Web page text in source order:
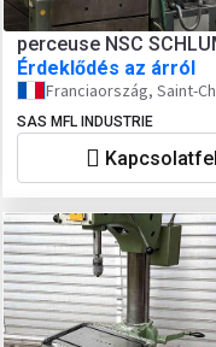
perceuse NSC
Érdeklődés az árról
Franciaország, Saint-
SAS MFL INDUSTRIE